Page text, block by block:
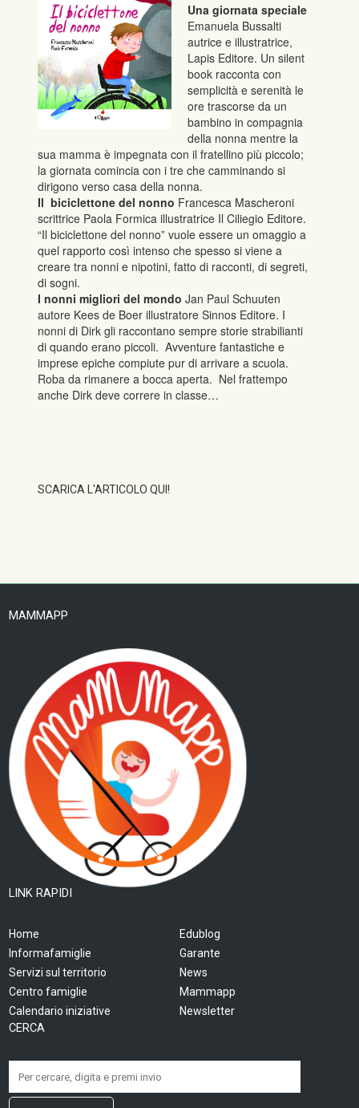
Una giornata speciale
Emanuela Bussalti
autrice e illustratrice,
Lapis Editore. Un silent
book racconta con
semplicità e serenità le
ore trascorse da un
bambino in compagnia
della nonna mentre la
sua mamma è impegnata con il fratellino più piccolo;
la giornata comincia con i tre che camminando si
dirigono verso casa della nonna.
Il biciclettone del nonno Francesca Mascheroni
scrittrice Paola Formica illustratrice Il Ciliegio Editore.
“Il biciclettone del nonno” vuole essere un omaggio a
quel rapporto così intenso che spesso si viene a
creare tra nonni e nipotini, fatto di racconti, di segreti,
di sogni.
I nonni migliori del mondo Jan Paul Schuuten
autore Kees de Boer illustratore Sinnos Editore. I
nonni di Dirk gli raccontano sempre storie strabilianti
di quando erano piccoli. Avventure fantastiche e
imprese epiche compiute pur di arrivare a scuola.
Roba da rimanere a bocca aperta. Nel frattempo
anche Dirk deve correre in classe…
SCARICA L'ARTICOLO QUI!
MAMMAPP
LINK RAPIDI
Home
Informafamiglie
Servizi sul territorio
Centro famiglie
Calendario iniziative
Edublog
Garante
News
Mammapp
Newsletter
CERCA